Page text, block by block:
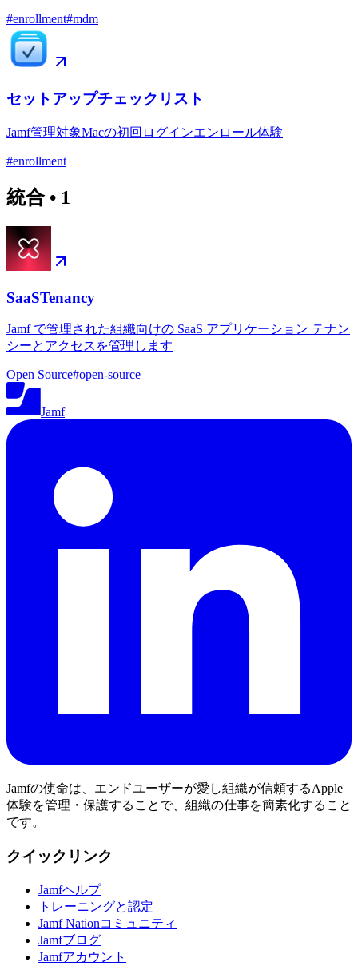
#enrollment#mdm
セットアップチェックリスト
Jamf管理対象Macの初回ログインエンロール体験
#enrollment
統合• 1
SaaSTenancy
Jamf で管理された組織向けの SaaS アプリケーション テナン
シーとアクセスを管理します
Open Source#open-source
Jamf
Jamfの使命は、エンドユーザーが愛し組織が信頼するApple
体験を管理・保護することで、組織の仕事を簡素化すること
です。
クイックリンク
Jamfヘルプ
トレーニングと認定
Jamf Nationコミュニティ
Jamfブログ
Jamfアカウント